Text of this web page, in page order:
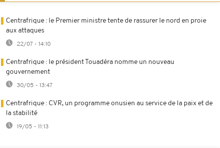
Centrafrique : le Premier ministre tente de rassurer le nord en proie
aux attaques
22/07 - 14:10
Centrafrique : le président Touadéra nomme un nouveau
gouvernement
30/05 - 13:47
Centrafrique : CVR, un programme onusien au service de la paix et de
la stabilité
19/05 - 11:13